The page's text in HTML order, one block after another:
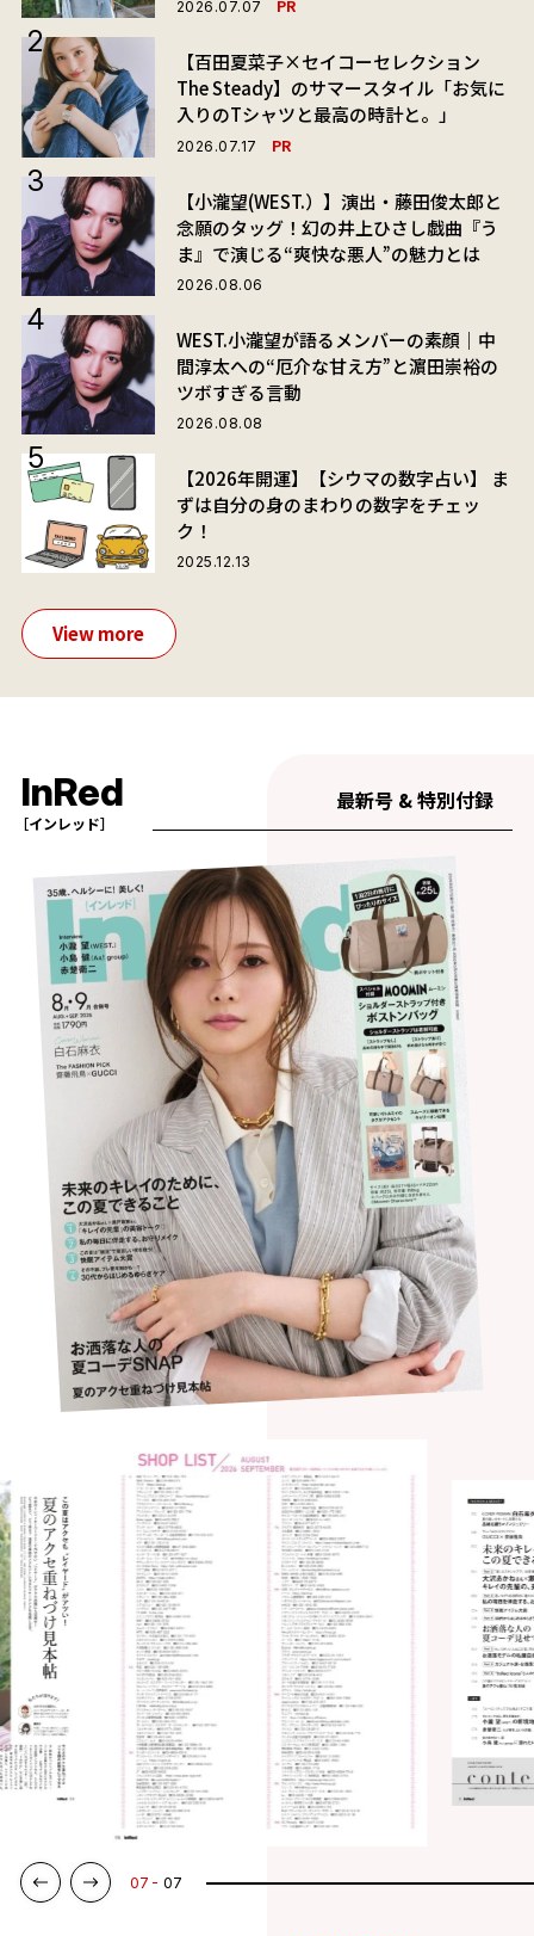
2026.07.07 PR
【百田夏菜子×セイコーセレクション
The Steady】のサマースタイル「お気に
入りのTシャツと最高の時計と。」
2026.07.17 PR
【小瀧望(WEST.）】演出・藤田俊太郎と
念願のタッグ！幻の井上ひさし戯曲『う
ま』で演じる“爽快な悪人”の魅力とは
2026.08.06
WEST.小瀧望が語るメンバーの素顔｜中
間淳太への“厄介な甘え方”と濵田崇裕の
ツボすぎる言動
2026.08.08
【2026年開運】【シウマの数字占い】 ま
ずは自分の身のまわりの数字をチェッ
ク！
2025.12.13
View more
InRed
［インレッド］
最新号 & 特別付録
07 07